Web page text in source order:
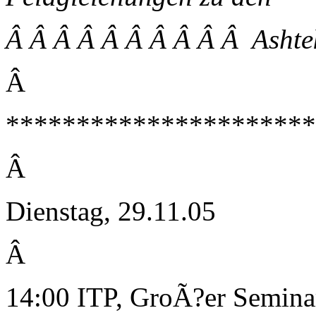
Â Â Â Â Â Â Â Â Â Â
Â
Â
Dienstag, 29.11.05
Â
14:00 ITP, GroÃ?er